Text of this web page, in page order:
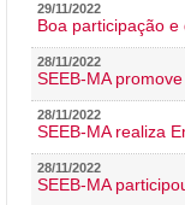
29/11/2022
Boa participação
28/11/2022
SEEB-MA
28/11/2022
SEEB-MA realiza
28/11/2022
SEEB-MA